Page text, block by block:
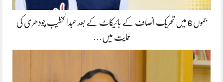
جموں 6 میں تحریک انصاف کے بائیکاٹ کے بعد عبدالخطیب چودھری کی
حمایت میں…